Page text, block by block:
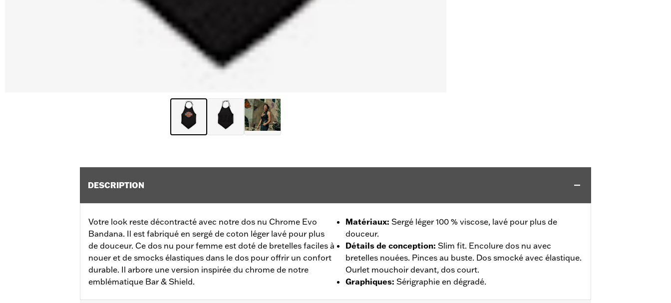
DESCRIPTION
Votre look reste décontracté avec notre dos nu Chrome Evo
Bandana. Il est fabriqué en sergé de coton léger lavé pour plus
de douceur. Ce dos nu pour femme est doté de bretelles faciles à
nouer et de smocks élastiques dans le dos pour offrir un confort
durable. Il arbore une version inspirée du chrome de notre
emblématique Bar & Shield.
Matériaux: Sergé léger 100 % viscose, lavé pour plus de
douceur.
Détails de conception: Slim fit. Encolure dos nu avec
bretelles nouées. Pinces au buste. Dos smocké avec élastique.
Ourlet mouchoir devant, dos court.
Graphiques: Sérigraphie en dégradé.